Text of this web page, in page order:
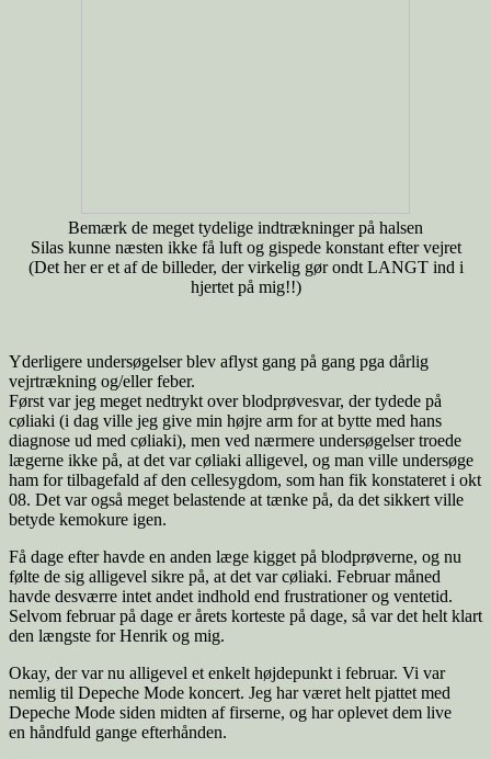
Bemærk de meget tydelige indtrækninger på halsen
Silas kunne næsten ikke få luft og gispede konstant efter vejret
(Det her er et af de billeder, der virkelig gør ondt LANGT ind i
hjertet på mig!!)
Yderligere undersøgelser blev aflyst gang på gang pga dårlig
vejrtrækning og/eller feber.
Først var jeg meget nedtrykt over blodprøvesvar, der tydede på
cøliaki (i dag ville jeg give min højre arm for at bytte med hans
diagnose ud med cøliaki), men ved nærmere undersøgelser troede
lægerne ikke på, at det var cøliaki alligevel, og man ville undersøge
ham for tilbagefald af den cellesygdom, som han fik konstateret i okt
08. Det var også meget belastende at tænke på, da det sikkert ville
betyde kemokure igen.
Få dage efter havde en anden læge kigget på blodprøverne, og nu
følte de sig alligevel sikre på, at det var cøliaki. Februar måned
havde desværre intet andet indhold end frustrationer og ventetid.
Selvom februar på dage er årets korteste på dage, så var det helt klart
den længste for Henrik og mig.
Okay, der var nu alligevel et enkelt højdepunkt i februar. Vi var
nemlig til Depeche Mode koncert. Jeg har været helt pjattet med
Depeche Mode siden midten af firserne, og har oplevet dem live
en håndfuld gange efterhånden.